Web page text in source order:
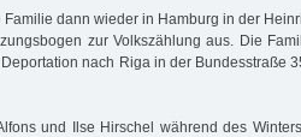
Familie dann wieder in Hamburg in der
zur Volkszählung aus. Die
nach Riga in der Bundesstraße
und Ilse Hirschel während des